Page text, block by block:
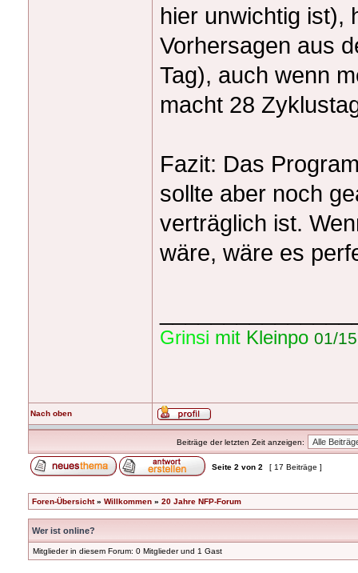
hier unwichtig ist),
Vorhersagen aus
Tag), auch wenn
macht 28
Fazit: Das
sollte aber noch
verträglich ist.
wäre, wäre es
Grinsi mit Kleinpo 01/15
Nach oben
Beiträge der letzten Zeit anzeigen:
Seite 2 von 2 [ 17 Beiträge ]
Foren-Übersicht» Willkommen » 20 Jahre NFP-Forum
Wer ist online?
Mitglieder in diesem Forum: 0 Mitglieder und 1 Gast